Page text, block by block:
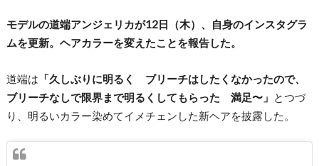
モデルの道端アンジェリカが12日（木）、自身のインスタグラ
ムを更新。ヘアカラーを変えたことを報告した。
道端は 「久しぶりに明るく ブリーチはしたくなかったので、
ブリーチなしで限界まで明るくしてもらった 満足〜」 とつづ
り、明るいカラー染めてイメチェンした新ヘアを披露した。